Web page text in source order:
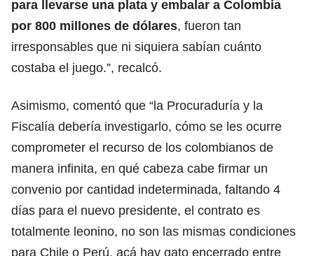
para llevarse una plata y embalar a Colombia
por 800 millones de dólares, fueron tan
irresponsables que ni siquiera sabían cuánto
costaba el juego.”, recalcó.
Asimismo, comentó que “la Procuraduría y la
Fiscalía debería investigarlo, cómo se les ocurre
comprometer el recurso de los colombianos de
manera infinita, en qué cabeza cabe firmar un
convenio por cantidad indeterminada, faltando 4
días para el nuevo presidente, el contrato es
totalmente leonino, no son las mismas condiciones
para Chile o Perú, acá hay gato encerrado entre